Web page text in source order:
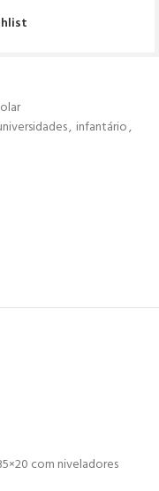
, infantário,
com niveladores